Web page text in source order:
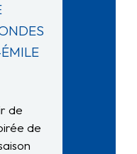
de
de